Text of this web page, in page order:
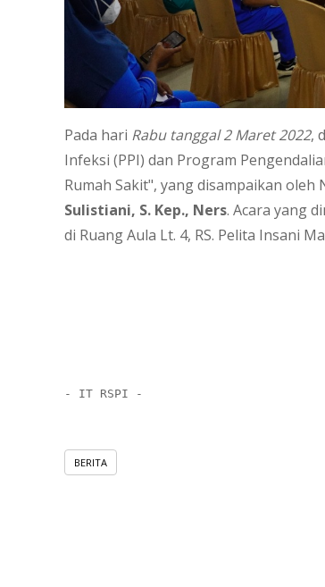
Pada hari Rabu tanggal 2 Maret 2022,
Infeksi (PPI) dan Program
Rumah Sakit", yang disampaikan oleh
Sulistiani, S. Kep., Ners. Acara yang
di Ruang Aula Lt. 4, RS. Pelita Insani
- IT RSPI -
BERITA